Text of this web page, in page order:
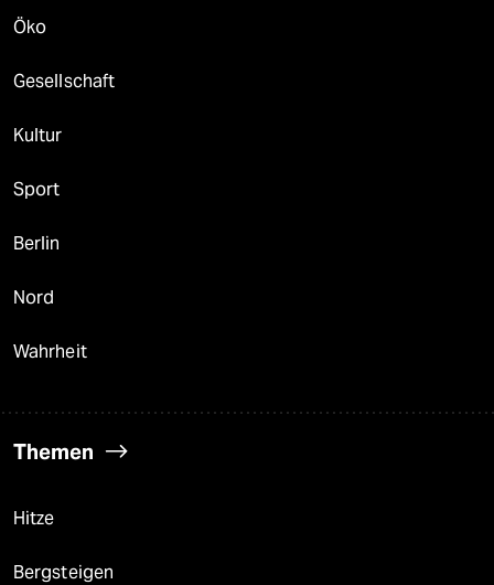
Öko
Gesellschaft
Kultur
Sport
Berlin
Nord
Wahrheit
Themen
Hitze
Bergsteigen